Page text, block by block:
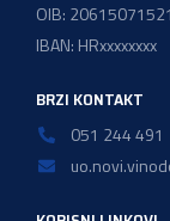
OIB: 20615071521
IBAN: HRxxxxxxxx
BRZI KONTAKT
051 244 491